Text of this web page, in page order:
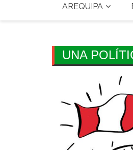
AREQUIPA
UNA